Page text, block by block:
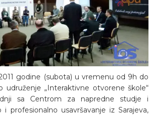
godine (subota) u vremenu od 9h do
udruženje „Interaktivne otvorene škole“
sa Centrom za napredne studje i
profesionalno usavršavanje iz Sarajeva,